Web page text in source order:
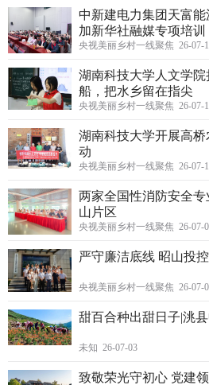
中新建电力集团天富
加新华社融媒专项培训
央视美丽乡村一线聚焦 26-07-
湖南科技大学人文学
船，把水乡留在指尖
央视美丽乡村一线聚焦 26-07-
湖南科技大学开展高
动
央视美丽乡村一线聚焦 26-07-
两家全国性消防安全
山片区
央视美丽乡村一线聚焦 26-07-
严守廉洁底线 昭山投
央视美丽乡村一线聚焦 26-07-
甜百合种出甜日子|洮
未知 26-07-03
致敬荣光守初心 党建